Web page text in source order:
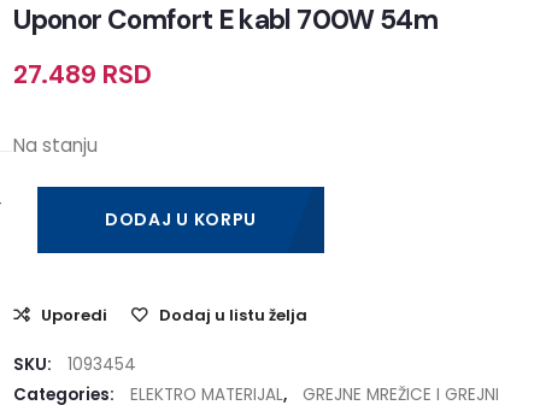
Uponor Comfort E kabl 700W 54m
27.489 RSD
Na stanju
DODAJ U KORPU
Uporedi Dodaj u listu želja
SKU:
1093454
Categories:
ELEKTRO MATERIJAL,
GREJNE MREŽICE I GREJNI